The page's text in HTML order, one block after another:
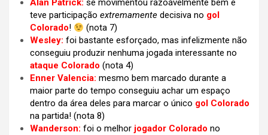
Alan Patrick: se movimentou razoávelmente bem e
teve participação extremamente decisiva no gol
Colorado!
(nota 7)
Wesley: foi bastante esforçado, mas infelizmente não
conseguiu produzir nenhuma jogada interessante no
ataque Colorado (nota 4)
Enner Valencia: mesmo bem marcado durante a
maior parte do tempo conseguiu achar um espaço
dentro da área deles para marcar o único gol Colorado
na partida! (nota 8)
Wanderson: foi o melhor jogador Colorado no